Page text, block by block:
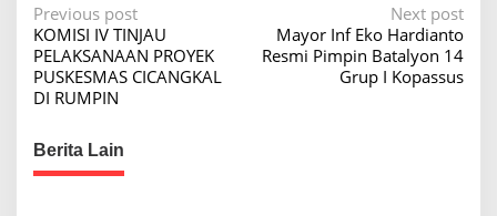
P
o
s
t
n
a
Previous post
KOMISI IV TINJAU
PELAKSANAAN PROYEK
PUSKESMAS CICANGKAL
DI RUMPIN
Next post
Mayor Inf Eko Hardianto
Resmi Pimpin Batalyon 14
Grup I Kopassus
Berita Lain